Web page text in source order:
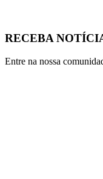
RECEBA
Entre na nossa